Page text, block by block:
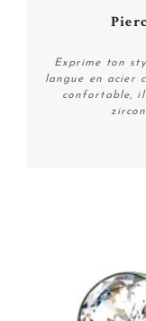
Exprime ton
langue en acier
confortable,